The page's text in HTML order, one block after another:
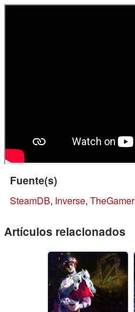
Fuente(s)
SteamDB, Inverse, TheGamer
Artículos relacionados